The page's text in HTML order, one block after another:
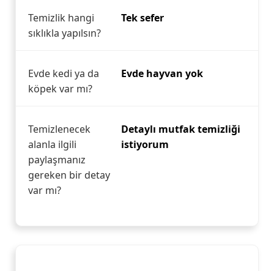
Temizlik hangi
sıklıkla yapılsın?
Tek sefer
Evde kedi ya da
köpek var mı?
Evde hayvan yok
Temizlenecek
alanla ilgili
paylaşmanız
gereken bir detay
var mı?
Detaylı mutfak temizliği
istiyorum